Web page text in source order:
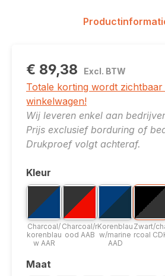
€ 89,38 Excl. BTW
Totale korting wordt zichtbaar
winkelwagen!
Wij leveren enkel aan
Prijs exclusief borduring of
Drukproef volgt achteraf.
Selecteer
Kleur
Charcoal/korenblauw AAR
Bicolor optie: Charcoal/
Charcoal/
korenblau
w AAR
Charcoal/rood AAB
Bicolor optie:
Charcoal/r
ood AAB
Bicolor optie:
Korenblau
w/marine
AAD
Zwart/
rcoal
Selecteer
Maat